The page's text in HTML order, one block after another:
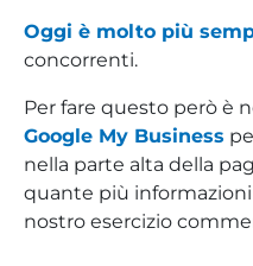
Oggi è molto più
concorrenti.
Per fare questo però è
Google My Business
nella parte alta della
quante più
nostro esercizio